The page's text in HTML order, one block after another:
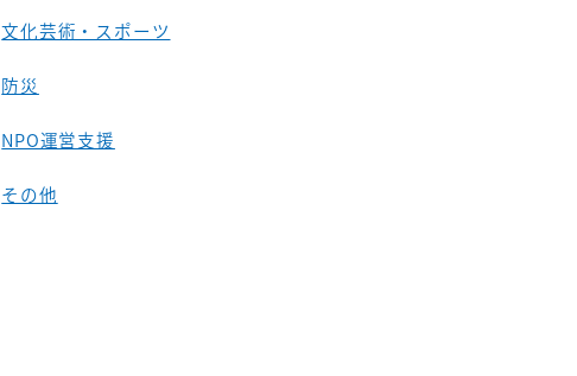
文化芸術・スポーツ
防災
NPO運営支援
その他